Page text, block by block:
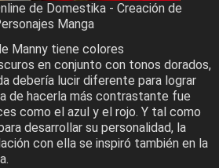
de Domestika - Creación de
Manga
Manny tiene colores
en conjunto con tonos dorados,
debería lucir diferente para lograr
de hacerla más contrastante fue
como el azul y el rojo. Y tal como
desarrollar su personalidad, la
con ella se inspiró también en la